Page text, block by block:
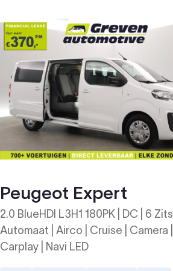
Peugeot Expert
2.0 BlueHDI L3H1 180PK | DC | 6 Zits |
Automaat | Airco | Cruise | Camera |
Carplay | Navi LED